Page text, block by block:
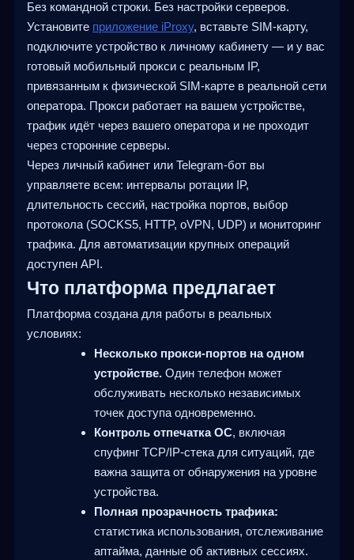
Без командной строки. Без настройки серверов.
Установите приложение iProxy, вставьте SIM-карту,
подключите устройство к личному кабинету — и у вас
готовый мобильный прокси с реальным IP,
привязанным к физической SIM-карте в реальной сети
оператора. Прокси работает на вашем устройстве,
трафик идёт через вашего оператора и не проходит
через сторонние серверы.
Через личный кабинет или Telegram-бот вы
управляете всем: интервалы ротации IP,
длительность сессий, настройка портов, выбор
протокола (SOCKS5, HTTP, oVPN, UDP) и мониторинг
трафика. Для автоматизации крупных операций
доступен API.
Что платформа предлагает
Платформа создана для работы в реальных
условиях:
Несколько прокси-портов на одном
устройстве. Один телефон может
обслуживать несколько независимых
точек доступа одновременно.
Контроль отпечатка ОС, включая
спуфинг TCP/IP-стека для ситуаций, где
важна защита от обнаружения на уровне
устройства.
Полная прозрачность трафика:
статистика использования, отслеживание
аптайма, данные об активных сессиях.